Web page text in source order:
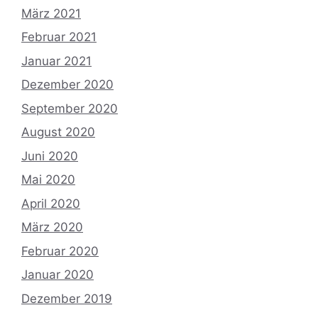
März 2021
Februar 2021
Januar 2021
Dezember 2020
September 2020
August 2020
Juni 2020
Mai 2020
April 2020
März 2020
Februar 2020
Januar 2020
Dezember 2019